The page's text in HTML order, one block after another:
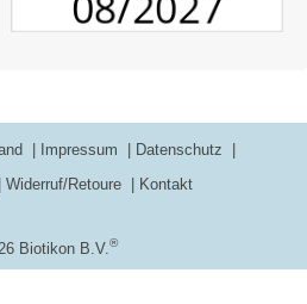
Biotikon B.V.®
Impressum
Datenschutz
Widerruf/Retoure Kontakt